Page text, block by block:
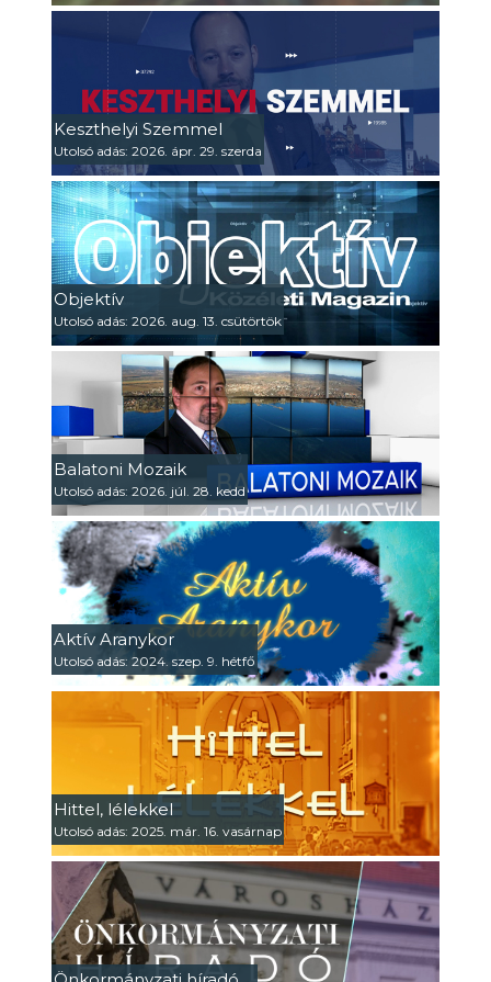
Keszthelyi Szemmel
Utolsó adás: 2026. ápr. 29. szerda
Objektív
Utolsó adás: 2026. aug. 13. csütörtök
Balatoni Mozaik
Utolsó adás: 2026. júl. 28. kedd
Aktív Aranykor
Utolsó adás: 2024. szep. 9. hétfő
Hittel, lélekkel
Utolsó adás: 2025. már. 16. vasárnap